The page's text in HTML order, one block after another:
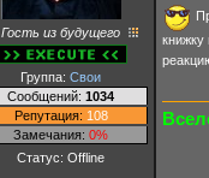
Гость из будущего
Группа: Свои
Сообщений: 1034
Репутация: 108
Замечания: 0%
Статус: Offline